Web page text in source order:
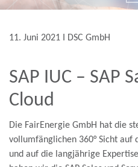
11. Juni 2021 Ι DSC GmbH
SAP IUC – SAP
Cloud
Die FairEnergie GmbH hat die
vollumfänglichen 360° Sicht auf
und auf die langjährige